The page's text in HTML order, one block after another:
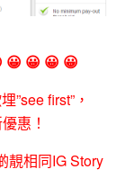
😀 😀 😀 😀
”see first”，
惠！
靚相同IG Story